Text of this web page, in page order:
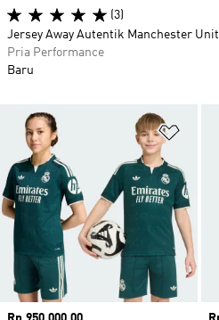
(3)
Jersey Away Autentik Manchester
Pria Performance
Baru